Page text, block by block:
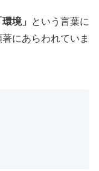
環境」
という言葉に
にあらわれていま